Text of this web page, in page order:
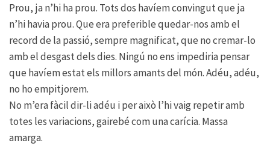
Prou, ja n’hi ha prou. Tots dos havíem convingut que ja
n’hi havia prou. Que era preferible quedar-nos amb el
record de la passió, sempre magnificat, que no cremar-lo
amb el desgast dels dies. Ningú no ens impediria pensar
que havíem estat els millors amants del món. Adéu, adéu,
no ho empitjorem.
No m’era fàcil dir-li adéu i per això l’hi vaig repetir amb
totes les variacions, gairebé com una carícia. Massa
amarga.